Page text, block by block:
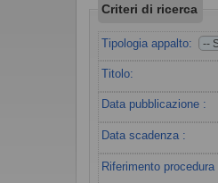
Criteri di ricerca
Tipologia appalto:
Titolo:
Data pubblicazione :
Data scadenza :
Riferimento procedura